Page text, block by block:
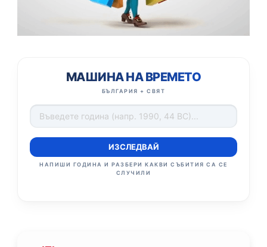
МАШИНА НА ВРЕМЕТО
БЪЛГАРИЯ + СВЯТ
ИЗСЛЕДВАЙ
НАПИШИ ГОДИНА И РАЗБЕРИ КАКВИ СЪБИТИЯ СА СЕ
СЛУЧИЛИ